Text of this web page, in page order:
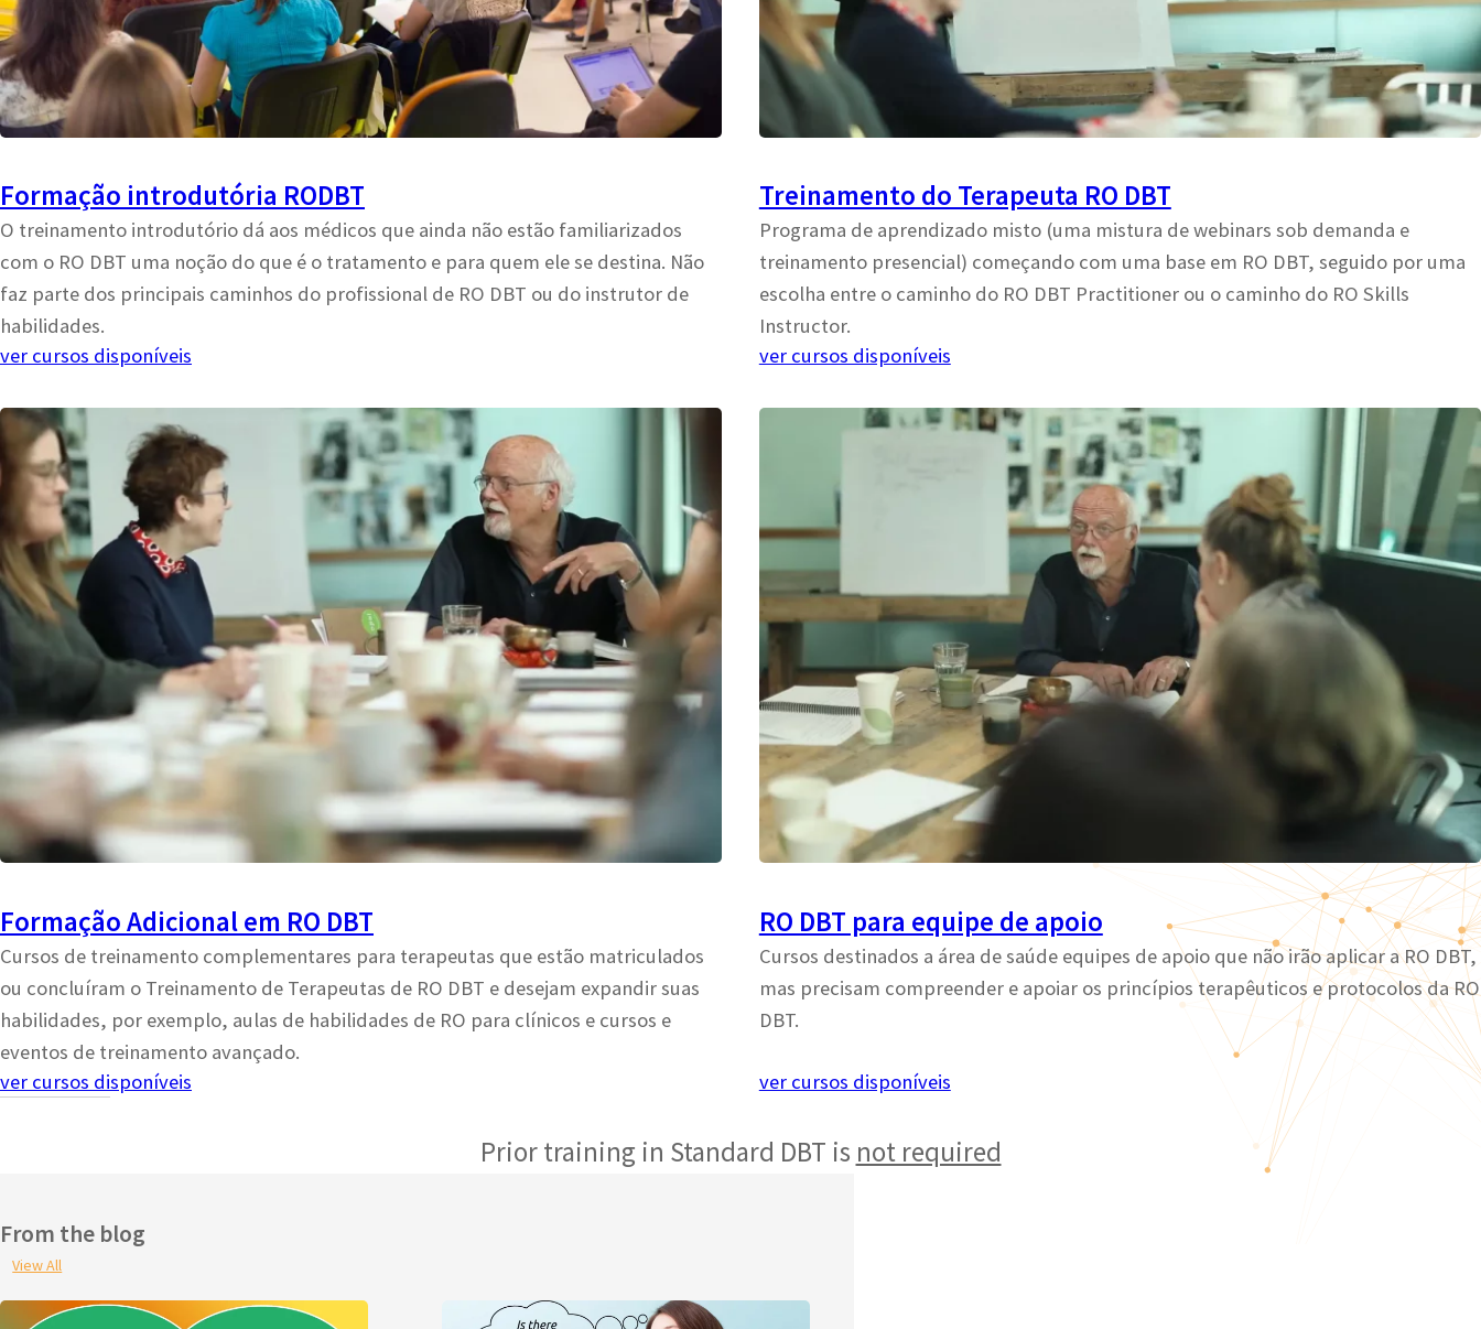
Formação introdutória RODBT
O treinamento introdutório dá aos médicos que ainda não estão familiarizados
com o RO DBT uma noção do que é o tratamento e para quem ele se destina. Não
faz parte dos principais caminhos do profissional de RO DBT ou do instrutor de
habilidades.
ver cursos disponíveis
Treinamento do Terapeuta RO DBT
Programa de aprendizado misto (uma mistura de webinars sob demanda e
treinamento presencial) começando com uma base em RO DBT, seguido por uma
escolha entre o caminho do RO DBT Practitioner ou o caminho do RO Skills
Instructor.
ver cursos disponíveis
Formação Adicional em RO DBT
Cursos de treinamento complementares para terapeutas que estão matriculados
ou concluíram o Treinamento de Terapeutas de RO DBT e desejam expandir suas
habilidades, por exemplo, aulas de habilidades de RO para clínicos e cursos e
eventos de treinamento avançado.
ver cursos disponíveis
RO DBT para equipe de apoio
Cursos destinados a área de saúde equipes de apoio que não irão aplicar a RO DBT,
mas precisam compreender e apoiar os princípios terapêuticos e protocolos da RO
DBT.
ver cursos disponíveis
Prior training in Standard DBT is not required
From the blog
View All